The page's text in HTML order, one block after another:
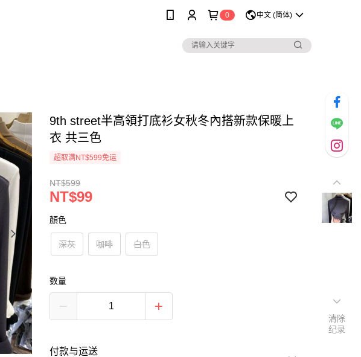
0 中文 (简体)
9th street半高領打底衫女秋冬內搭新款保暖上
衣 共三色
超取满NT$599免运
NT$599
NT$99
顏色
深灰 咖啡 白色
数量
付款与运送
清除
纪录